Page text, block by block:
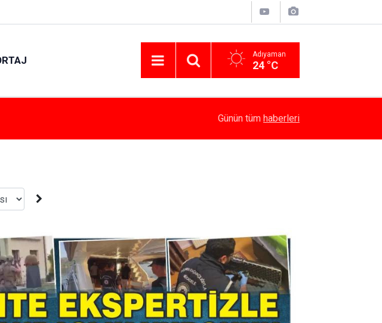
Adıyaman
24 °C
Arttı Kaymakam Algın, Kamu Yatırımlarını İnceledi
Günün tüm haberleri